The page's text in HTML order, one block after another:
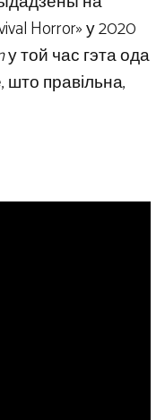
Horror» у 2020
у той час гэта ода
што правільна,